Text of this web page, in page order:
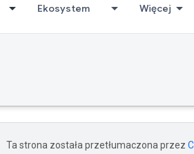
Ekosystem Więcej
Ta strona została przetłumaczona przez